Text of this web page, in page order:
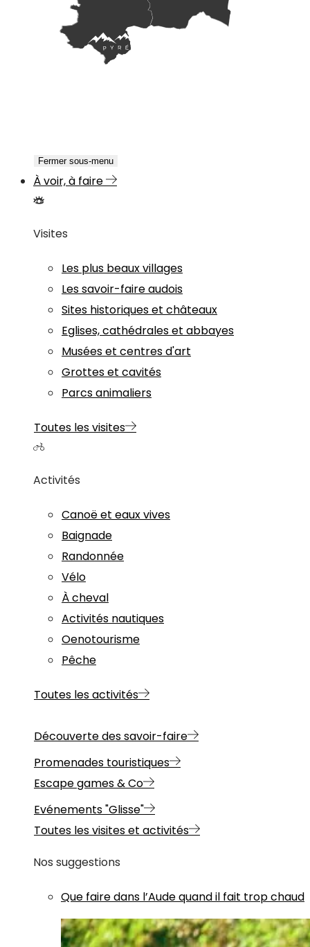
Fermer sous-menu
À voir, à faire
Visites
Les plus beaux villages
Les savoir-faire audois
Sites historiques et châteaux
Eglises, cathédrales et abbayes
Musées et centres d'art
Grottes et cavités
Parcs animaliers
Toutes les visites
Activités
Canoë et eaux vives
Baignade
Randonnée
Vélo
À cheval
Activités nautiques
Oenotourisme
Pêche
Toutes les activités
Découverte des savoir-faire
Promenades touristiques
Escape games & Co
Evénements "Glisse"
Toutes les visites et activités
Nos suggestions
Que faire dans l’Aude quand il fait trop chaud